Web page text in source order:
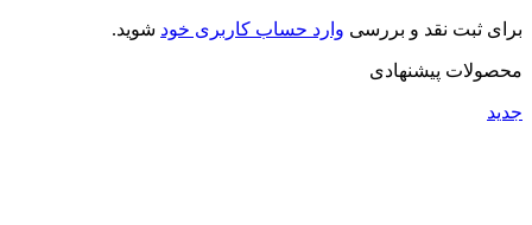
برای ثبت نقد و بررسی وارد حساب کاربری خود شوید.
محصولات پیشنهادی
جدید